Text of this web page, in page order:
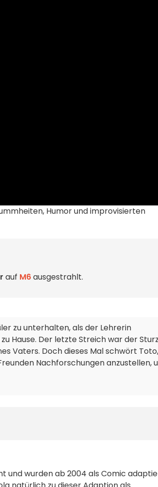
Humor und improvisierten
auf M6ausgestrahlt.
zu unterhalten, als der Lehrerin
Hause. Der letzte Streich war der
Vaters. Doch dieses Mal schwört Toto,
Nachforschungen anzustellen,
und wurden ab 2004 als Comic